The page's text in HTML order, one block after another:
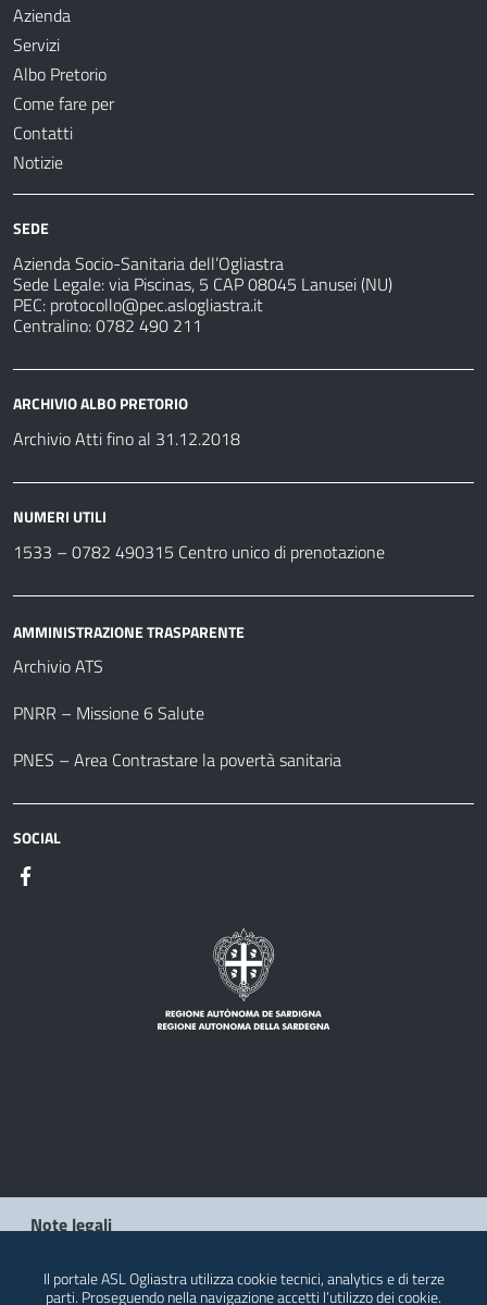
Azienda
Servizi
Albo Pretorio
Come fare per
Contatti
Notizie
SEDE
Azienda Socio-Sanitaria dell’Ogliastra
Sede Legale: via Piscinas, 5 CAP 08045 Lanusei (NU)
PEC: protocollo@pec.aslogliastra.it
Centralino: 0782 490 211
ARCHIVIO ALBO PRETORIO
Archivio Atti fino al 31.12.2018
NUMERI UTILI
1533 – 0782 490315 Centro unico di prenotazione
AMMINISTRAZIONE TRASPARENTE
Archivio ATS
PNRR – Missione 6 Salute
PNES – Area Contrastare la povertà sanitaria
SOCIAL
Note legali
Il portale ASL Ogliastra utilizza cookie tecnici, analytics e di terze
parti. Proseguendo nella navigazione accetti l’utilizzo dei cookie.